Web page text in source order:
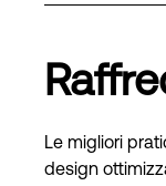
Le migliori
design